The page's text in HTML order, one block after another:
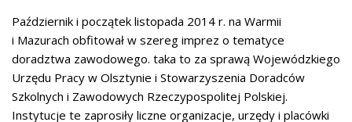
Październik i początek listopada 2014 r. na Warmii
i Mazurach obfitował w szereg imprez o tematyce
doradztwa zawodowego. taka to za sprawą Wojewódzkiego
Urzędu Pracy w Olsztynie i Stowarzyszenia Doradców
Szkolnych i Zawodowych Rzeczypospolitej Polskiej.
Instytucje te zaprosiły liczne organizacje, urzędy i placówki